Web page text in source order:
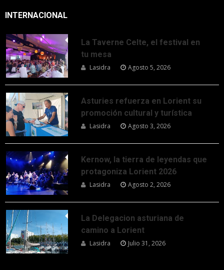
INTERNACIONAL
La Taverne Celte, el festival en
tu mesa
Lasidra Agosto 5, 2026
Asturies refuerza en Lorient su
promoción cultural y turística
Lasidra Agosto 3, 2026
Kernow, la tierra de leyendas que
protagoniza Lorient 2026
Lasidra Agosto 2, 2026
La Delegacion asturiana de
camino a Lorient
Lasidra Julio 31, 2026